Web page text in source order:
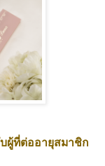
ผู้ที่ต่ออายุสมาชิก